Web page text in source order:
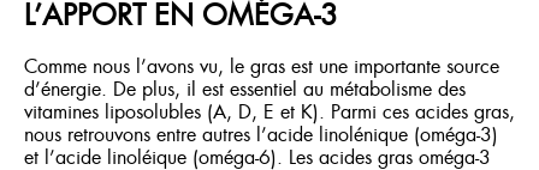
L’APPORT EN OMÉGA-3
Comme nous l’avons vu, le gras est une importante source
d’énergie. De plus, il est essentiel au métabolisme des
vitamines liposolubles (A, D, E et K). Parmi ces acides gras,
nous retrouvons entre autres l’acide linolénique (oméga-3)
et l’acide linoléique (oméga-6). Les acides gras oméga-3